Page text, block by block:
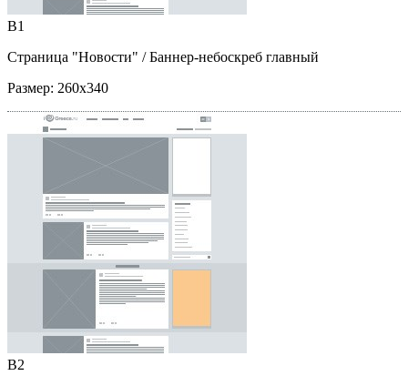
B1
Страница "Новости" / Баннер-небоскреб главный
Размер: 260x340
B2